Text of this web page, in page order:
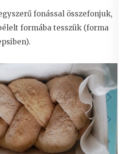
fonással összefonjuk,
formába tesszük (forma